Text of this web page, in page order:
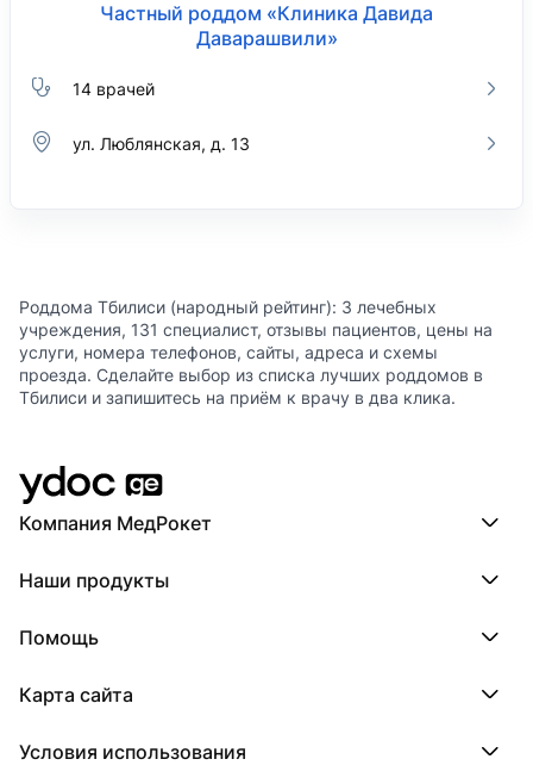
Частный роддом «Клиника Давида
Даварашвили»
14 врачей
ул. Люблянская, д. 13
Роддома Тбилиси (народный рейтинг): 3 лечебных
учреждения, 131 специалист, отзывы пациентов, цены на
услуги, номера телефонов, сайты, адреса и схемы
проезда. Сделайте выбор из списка лучших роддомов в
Тбилиси и запишитесь на приём к врачу в два клика.
Компания МедРокет
О YDoc
Наши продукты
ПроТаблетки
МедТочка
Помощь
Регистрация врача
Карта сайта
Регионы
Условия использования